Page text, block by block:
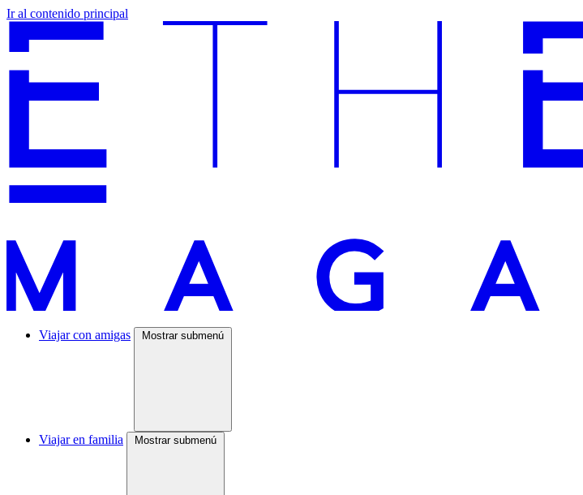
Ir al contenido principal
Viajar con amigas Mostrar submenú
Viajar en familia Mostrar submenú